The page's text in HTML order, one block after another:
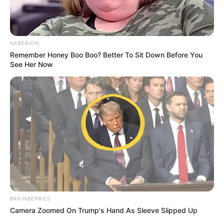
Avec une mise à jour quotidienne établie après
chaque arrivée du Tiercé Quarté Quinté, dès que les
résultats définitifs sont annoncés et validés
officiellement par le PMU.
Les partants en lice pour la victoire au
HABERION
Remember Honey Boo Boo? Better To Sit Down Before You
See Her Now
BRAINBERRIES
Camera Zoomed On Trump's Hand As Sleeve Slipped Up